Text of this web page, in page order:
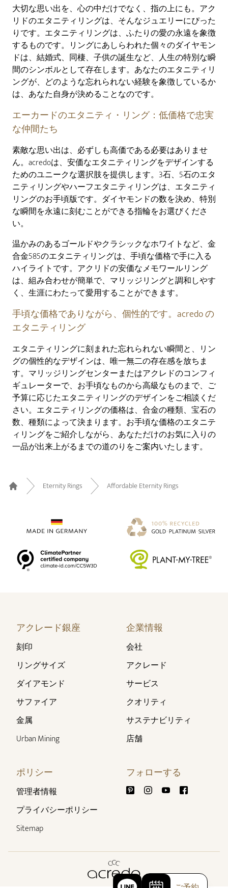
大切な思い出を、心の中だけでなく、指の上にも。アク
リドのエタニティリングは、そんなジュエリーにぴった
りです。エタニティリングは、ふたりの愛の永遠を象徴
するものです。リングにあしらわれた個々のダイヤモン
ドは、結婚式、同棲、子供の誕生など、人生の特別な瞬
間のシンボルとして存在します。あなたのエタニティリ
ングが、どのような忘れられない経験を象徴しているか
は、あなた自身が決めることなのです。
エーカードのエタニティ・リング：低価格で忠実
な仲間たち
素敵な思い出は、必ずしも高価である必要はありませ
ん。acredoは、安価なエタニティリングをデザインする
ためのユニークな選択肢を提供します。3石、5石のエタ
ニティリングやハーフエタニティリングは、エタニティ
リングのお手頃版です。ダイヤモンドの数を決め、特別
な瞬間を永遠に刻むことができる指輪をお選びくださ
い。
温かみのあるゴールドやクラシックなホワイトなど、金
合金585のエタニティリングは、手頃な価格で手に入る
ハイライトです。アクリドの安価なメモワールリング
は、組み合わせが簡単で、マリッジリングと調和しやす
く、生涯にわたって愛用することができます。
手頃な価格でありながら、個性的です。acredo の
エタニティリング
エタニティリングに刻まれた忘れられない瞬間と、リン
グの個性的なデザインは、唯一無二の存在感を放ちま
す。マリッジリングセンターまたはアクレドのコンフィ
ギュレーターで、お手頃なものから高級なものまで、ご
予算に応じたエタニティリングのデザインをご相談くだ
さい。エタニティリングの価格は、合金の種類、宝石の
数、種類によって決まります。お手頃な価格のエタニテ
ィリングをご紹介しながら、あなただけのお気に入りの
一品が出来上がるまでの道のりをご案内いたします。
Home
Eternity Rings Affordable Eternity Rings
アクレード銀座
刻印
リングサイズ
ダイアモンド
サファイア
金属
Urban Mining
企業情報
会社
アクレード
サービス
クオリティ
サステナビリティ
店舗
ポリシー
管理者情報
プライバシーポリシー
Sitemap
フォローする